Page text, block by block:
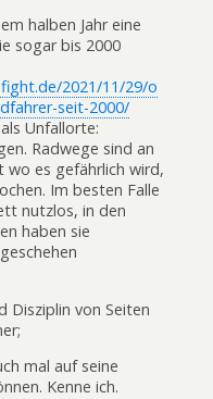
halben Jahr eine
sogar bis 2000
2021/11/29/o
seit-2000/
Unfallorte:
Radwege sind an
wo es gefährlich wird,
Im besten Falle
nutzlos, in den
haben sie
Disziplin von Seiten
mal auf seine
Kenne ich.